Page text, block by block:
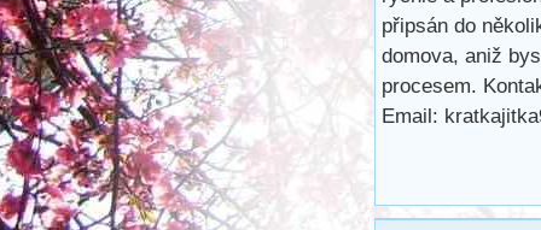
připsán do
domova, aniž
procesem.
Email: